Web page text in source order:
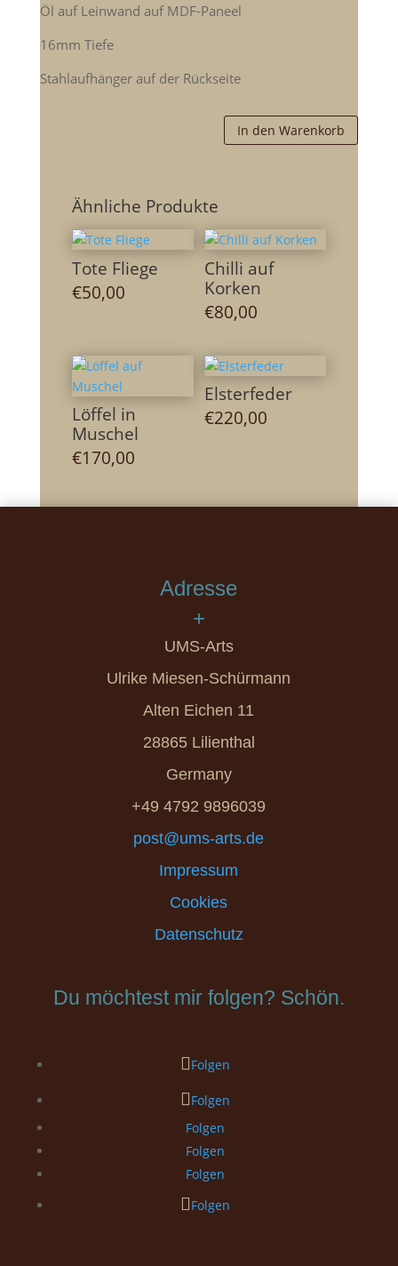
Öl auf Leinwand auf MDF-Paneel
16mm Tiefe
Stahlaufhänger auf der Rückseite
In den Warenkorb
Ähnliche Produkte
Tote Fliege
€50,00
Chilli auf
Korken
€80,00
Löffel in
Muschel
€170,00
Elsterfeder
€220,00
Adresse
+
UMS-Arts
Ulrike Miesen-Schürmann
Alten Eichen 11
28865 Lilienthal
Germany
+49 4792 9896039
post@ums-arts.de
Impressum
Cookies
Datenschutz
Du möchtest mir folgen? Schön.
Folgen
Folgen
Folgen
Folgen
Folgen
Folgen